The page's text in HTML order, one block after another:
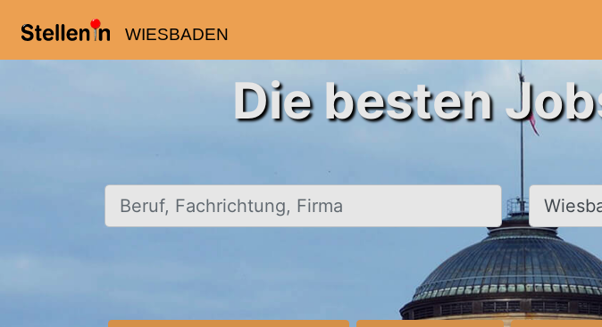
WIESBADEN
Die besten
Beruf, Fachrichtung, Firma Ort, Stadt